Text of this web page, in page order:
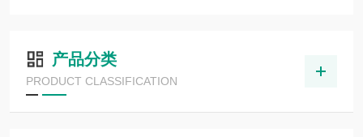
产品分类
PRODUCT CLASSIFICATION